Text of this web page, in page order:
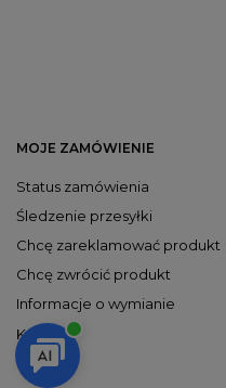
MOJE ZAMÓWIENIE
Status zamówienia
Śledzenie przesyłki
Chcę zareklamować produkt
Chcę zwrócić produkt
Informacje o wymianie
Kontakt